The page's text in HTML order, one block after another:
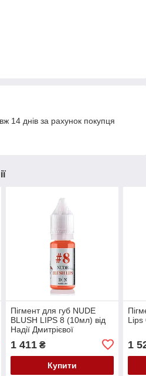
14 днів за рахунок покупця
Пігмент для губ NUDE
BLUSH LIPS 8 (10мл) від
Надії Дмитрієвої
1 411₴
Купити
Lips
1